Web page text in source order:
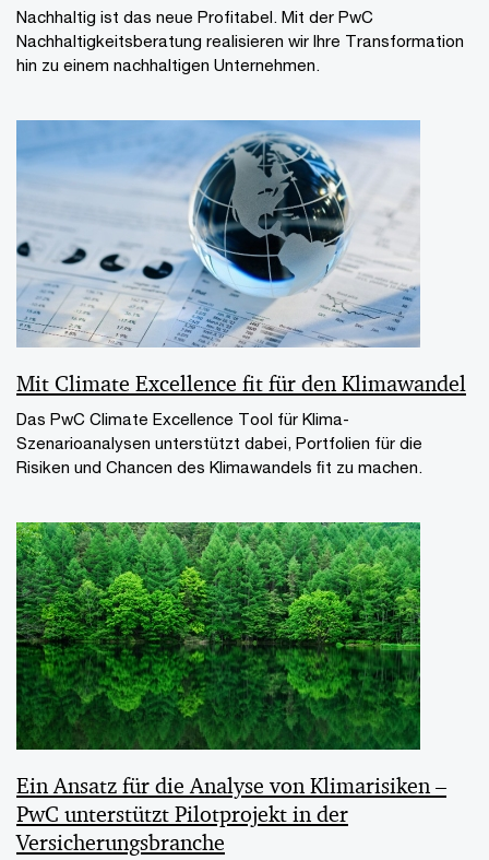
Nachhaltig ist das neue Profitabel. Mit der PwC
Nachhaltigkeitsberatung realisieren wir Ihre Transformation
hin zu einem nachhaltigen Unternehmen.
Mit Climate Excellence ﬁt für den Klimawandel
Das PwC Climate Excellence Tool für Klima-
Szenarioanalysen unterstützt dabei, Portfolien für die
Risiken und Chancen des Klimawandels ﬁt zu machen.
Ein Ansatz für die Analyse von Klimarisiken –
PwC unterstützt Pilotprojekt in der
Versicherungsbranche